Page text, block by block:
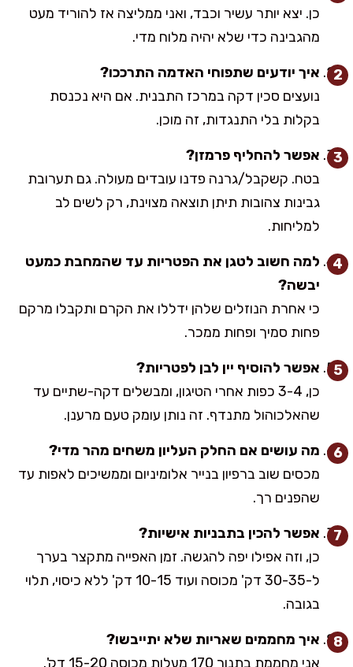
כן. יצא יותר עשיר וכבד, ואני ממליצה אז להוריד מעט
מהגבינה כדי שלא יהיה מלוח מדי.
איך יודעים שתפוחי האדמה התרככו?
נועצים סכין דקה במרכז התבנית. אם היא נכנסת
בקלות בלי התנגדות, זה מוכן.
אפשר להחליף פרמזן?
בטח. קשקבל/גרנה פדנו עובדים מעולה. גם תערובת
גבינות צהובות תיתן תוצאה מצוינת, רק לשים לב
למליחות.
למה חשוב לטגן את הפטריות עד שהמחבת כמעט
יבשה?
כי אחרת הנוזלים שלהן ידללו את הקרם ותקבלו מרקם
פחות סמיך ופחות ממכר.
אפשר להוסיף יין לבן לפטריות?
כן, 3-4 כפות אחרי הטיגון, ומבשלים דקה-שתיים עד
שהאלכוהול מתנדף. זה נותן עומק טעם מרענן.
מה עושים אם החלק העליון משחים מהר מדי?
מכסים שוב ברפיון בנייר אלומיניום וממשיכים לאפות עד
שהפנים רך.
אפשר להכין בתבניות אישיות?
כן, וזה אפילו יפה להגשה. זמן האפייה מתקצר בערך
ל-30-35 דק' מכוסה ועוד 10-15 דק' ללא כיסוי, תלוי
בגובה.
איך מחממים שאריות שלא יתייבשו?
אני מחממת בתנור 170 מעלות מכוסה 15-20 דק'.